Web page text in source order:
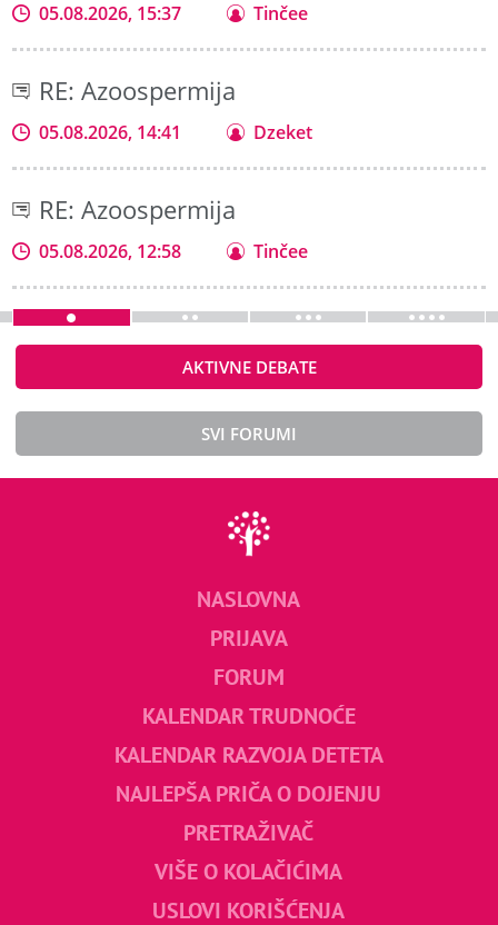
05.08.2026, 15:37 Tinčee
RE: Azoospermija
05.08.2026, 14:41 Dzeket
RE: Azoospermija
05.08.2026, 12:58 Tinčee
AKTIVNE DEBATE
SVI FORUMI
NASLOVNA
PRIJAVA
FORUM
KALENDAR TRUDNOĆE
KALENDAR RAZVOJA DETETA
NAJLEPŠA PRIČA O DOJENJU
PRETRAŽIVAČ
VIŠE O KOLAČIĆIMA
USLOVI KORIŠĆENJA